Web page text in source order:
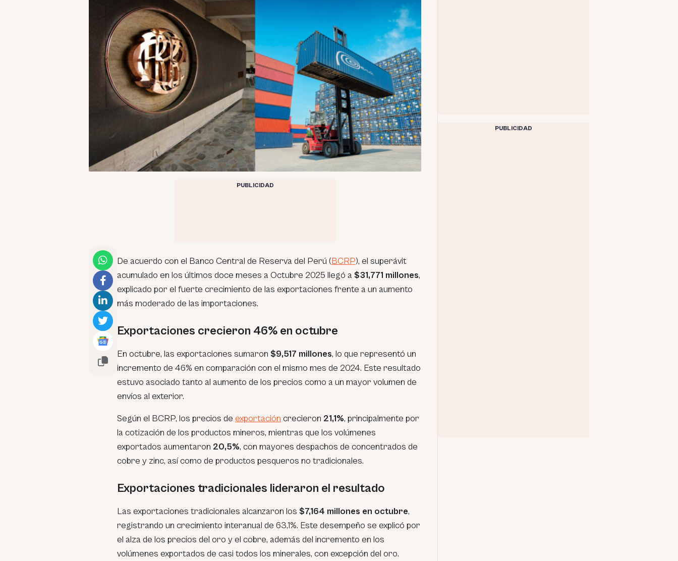
PUBLICIDAD
De acuerdo con el Banco Central de Reserva del Perú (BCRP), el superávit
acumulado en los últimos doce meses a Octubre 2025 llegó a $31,771 millones,
explicado por el fuerte crecimiento de las exportaciones frente a un aumento
más moderado de las importaciones.
Exportaciones crecieron 46% en octubre
En octubre, las exportaciones sumaron $9,517 millones, lo que representó un
incremento de 46% en comparación con el mismo mes de 2024. Este resultado
estuvo asociado tanto al aumento de los precios como a un mayor volumen de
envíos al exterior.
Según el BCRP, los precios de exportación crecieron 21,1%, principalmente por
la cotización de los productos mineros, mientras que los volúmenes
exportados aumentaron 20,5%, con mayores despachos de concentrados de
cobre y zinc, así como de productos pesqueros no tradicionales.
Exportaciones tradicionales lideraron el resultado
Las exportaciones tradicionales alcanzaron los $7,164 millones en octubre,
registrando un crecimiento interanual de 63,1%. Este desempeño se explicó por
el alza de los precios del oro y el cobre, además del incremento en los
volúmenes exportados de casi todos los minerales, con excepción del oro.
PUBLICIDAD